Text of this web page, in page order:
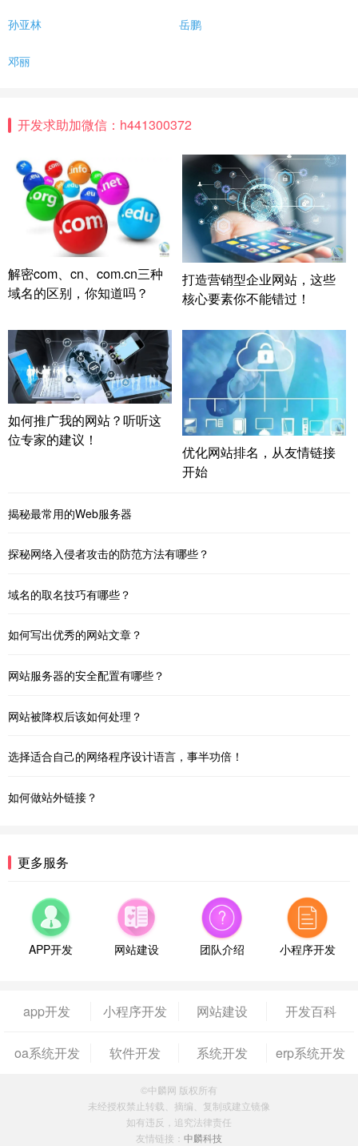
孙亚林 岳鹏
邓丽
开发求助加微信：h441300372
解密com、cn、com.cn三种
域名的区别，你知道吗？
打造营销型企业网站，这些
核心要素你不能错过！
如何推广我的网站？听听这
位专家的建议！
优化网站排名，从友情链接
开始
揭秘最常用的Web服务器
探秘网络入侵者攻击的防范方法有哪些？
域名的取名技巧有哪些？
如何写出优秀的网站文章？
网站服务器的安全配置有哪些？
网站被降权后该如何处理？
选择适合自己的网络程序设计语言，事半功倍！
如何做站外链接？
更多服务
APP开发 网站建设 团队介绍 小程序开发
app开发 小程序开发 网站建设 开发百科
oa系统开发 软件开发 系统开发 erp系统开发
©中麟网 版权所有
未经授权禁止转载、摘编、复制或建立镜像
如有违反，追究法律责任
友情链接： 中麟科技